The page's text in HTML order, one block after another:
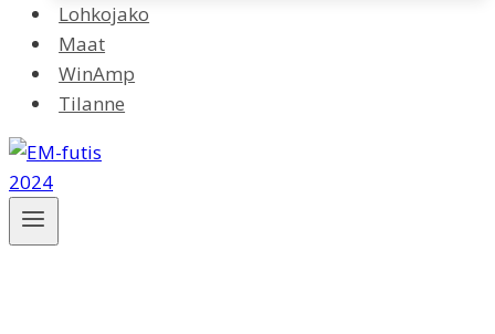
Lohkojako
Maat
WinAmp
Tilanne